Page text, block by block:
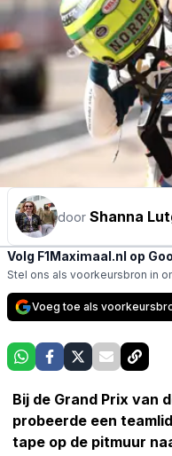
door Shanna
Volg F1Maximaal.nl op
Stel ons als voorkeursbron in
Voeg toe als
Bij de Grand Prix van
probeerde een
tape op de pitmuur